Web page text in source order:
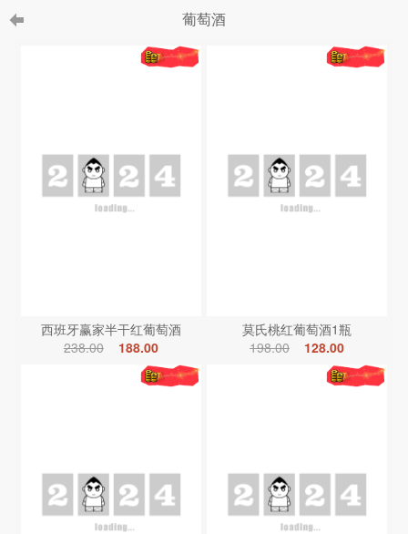
葡萄酒
西班牙赢家半干红葡萄酒
238.00
188.00
莫氏桃红葡萄酒1瓶
198.00
128.00